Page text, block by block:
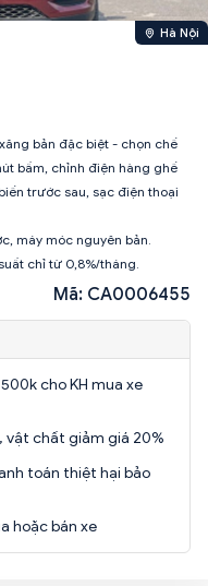
Hà Nội
bản đặc biệt - chọn chế
bấm, chỉnh điện hàng ghế
trước sau, sạc điện thoại
máy móc nguyên bản.
Mã: CA0006455
cho KH mua xe
vật chất giảm giá 20%
toán thiệt hại bảo
hoặc bán xe